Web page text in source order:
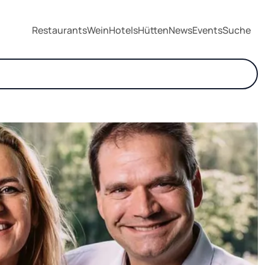
RestaurantsWeinHotelsHüttenNewsEventsSuche